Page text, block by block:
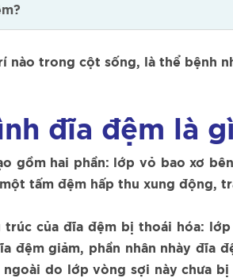
nào trong cột sống, là thể bệnh
đĩa đệm là
gồm hai phần: lớp vỏ bao xơ
tấm đệm hấp thu xung động,
trúc của đĩa đệm bị thoái hóa:
đệm giảm, phần nhân nhày
do lớp vòng sợi này chưa